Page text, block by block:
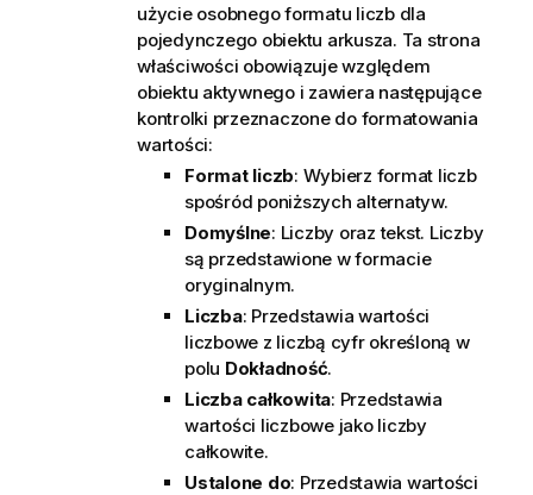
użycie osobnego formatu liczb dla
pojedynczego obiektu arkusza. Ta strona
właściwości obowiązuje względem
obiektu aktywnego i zawiera następujące
kontrolki przeznaczone do formatowania
wartości:
Format liczb: Wybierz format liczb
spośród poniższych alternatyw.
Domyślne: Liczby oraz tekst. Liczby
są przedstawione w formacie
oryginalnym.
Liczba: Przedstawia wartości
liczbowe z liczbą cyfr określoną w
polu Dokładność.
Liczba całkowita: Przedstawia
wartości liczbowe jako liczby
całkowite.
Ustalone do: Przedstawia wartości